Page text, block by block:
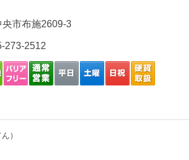
市布施2609-3
273-2512
）